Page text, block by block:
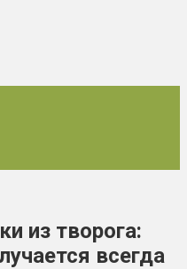
из творога:
всегда